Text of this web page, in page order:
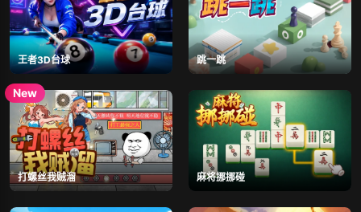
王者3D台球 跳一跳
打螺丝我贼溜 麻将挪挪碰